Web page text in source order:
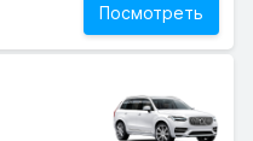
Посмотреть